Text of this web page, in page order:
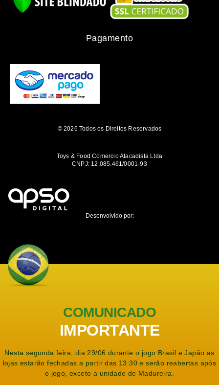
Pagamento
© 2026 Todos os Direitos Reservados
Toys & Food Comercio Atacadista Ltda
CNPJ: 12.085.461/0001-93
Desenvolvido por:
COMUNICADO
IMPORTANTE
Nesta segunda feira, dia 29/06 durante o jogo Brasil e Japão as
lojas estarão fechadas a partir das 13:30 e serão reabertas após
o jogo, exceto a unidade de Madureira.